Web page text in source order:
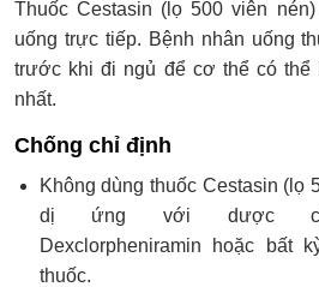
Thuốc Cestasin (lọ 500 viên
uống trực tiếp. Bệnh nhân uống
trước khi đi ngủ để cơ thể có thể
nhất.
Chống chỉ định
Không dùng thuốc Cestasin (lọ
dị ứng với dược chất
Dexclorpheniramin hoặc bất
thuốc.